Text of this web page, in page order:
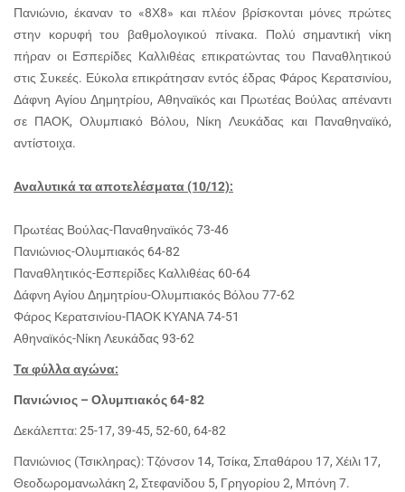
Πανιώνιο, έκαναν το «8Χ8» και πλέον βρίσκονται μόνες πρώτες
στην κορυφή του βαθμολογικού πίνακα. Πολύ σημαντική νίκη
πήραν οι Εσπερίδες Καλλιθέας επικρατώντας του Παναθλητικού
στις Συκεές. Εύκολα επικράτησαν εντός έδρας Φάρος Κερατσινίου,
Δάφνη Αγίου Δημητρίου, Αθηναϊκός και Πρωτέας Βούλας απέναντι
σε ΠΑΟΚ, Ολυμπιακό Βόλου, Νίκη Λευκάδας και Παναθηναϊκό,
αντίστοιχα.
Αναλυτικά τα αποτελέσματα (10/12):
Πρωτέας Βούλας-Παναθηναϊκός 73-46
Πανιώνιος-Ολυμπιακός 64-82
Παναθλητικός-Εσπερίδες Καλλιθέας 60-64
Δάφνη Αγίου Δημητρίου-Ολυμπιακός Βόλου 77-62
Φάρος Κερατσινίου-ΠΑΟΚ ΚΥΑΝΑ 74-51
Αθηναϊκός-Νίκη Λευκάδας 93-62
Τα φύλλα αγώνα:
Πανιώνιος – Ολυμπιακός 64-82
Δεκάλεπτα: 25-17, 39-45, 52-60, 64-82
Πανιώνιος (Τσικληρας): Τζόνσον 14, Τσίκα, Σπαθάρου 17, Χέιλι 17,
Θεοδωρομανωλάκη 2, Στεφανίδου 5, Γρηγορίου 2, Μπόνη 7.